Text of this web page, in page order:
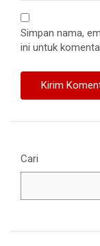
Simpan nama,
ini untuk
Cari